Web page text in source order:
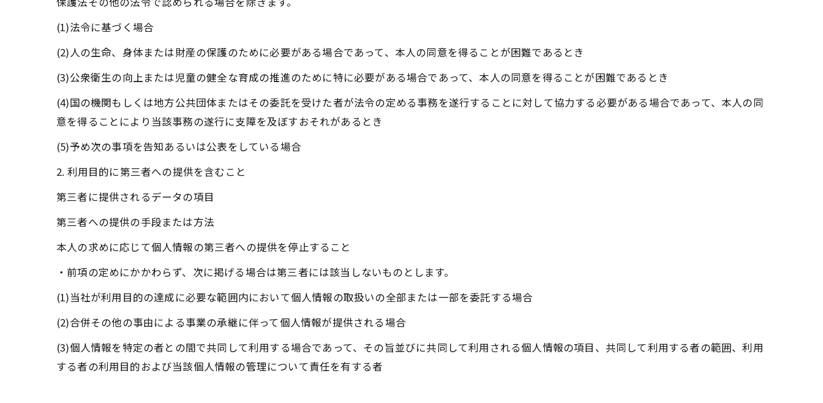
(1)法令に基づく場合
(2)人の生命、身体または財産の保護のために必要がある場合であって、本人の同意を得ることが困難であるとき
(3)公衆衛生の向上または児童の健全な育成の推進のために特に必要がある場合であって、本人の同意を得ることが困難であるとき
(4)国の機関もしくは地方公共団体またはその委託を受けた者が法令の定める事務を遂行することに対して協力する必要がある場合であって、本人の同
意を得ることにより当該事務の遂行に支障を及ぼすおそれがあるとき
(5)予め次の事項を告知あるいは公表をしている場合
2. 利用目的に第三者への提供を含むこと
第三者に提供されるデータの項目
第三者への提供の手段または方法
本人の求めに応じて個人情報の第三者への提供を停止すること
・前項の定めにかかわらず、次に掲げる場合は第三者には該当しないものとします。
(1)当社が利用目的の達成に必要な範囲内において個人情報の取扱いの全部または一部を委託する場合
(2)合併その他の事由による事業の承継に伴って個人情報が提供される場合
(3)個人情報を特定の者との間で共同して利用する場合であって、その旨並びに共同して利用される個人情報の項目、共同して利用する者の範囲、利用
する者の利用目的および当該個人情報の管理について責任を有する者